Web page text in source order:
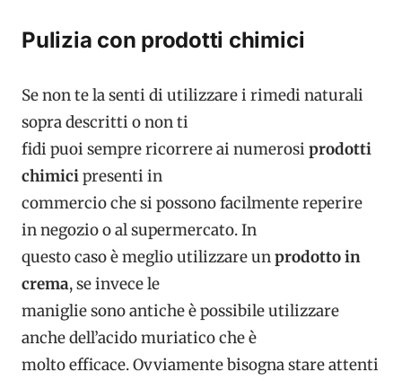
Pulizia con prodotti chimici
Se non te la senti di utilizzare i rimedi naturali
sopra descritti o non ti
fidi puoi sempre ricorrere ai numerosi prodotti
chimicipresenti in
commercio che si possono facilmente reperire
in negozio o al supermercato. In
questo caso è meglio utilizzare unprodotto in
crema, se invece le
maniglie sono antiche è possibile utilizzare
anche dell’acido muriatico che è
molto efficace. Ovviamente bisogna stare attenti